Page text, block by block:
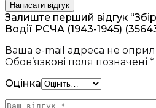
Написати відгук
Залиште перший відгук
Водії РСЧА (1943-1945)
Ваша e-mail адреса не
Обов’язкові поля позначені *
Оцінка